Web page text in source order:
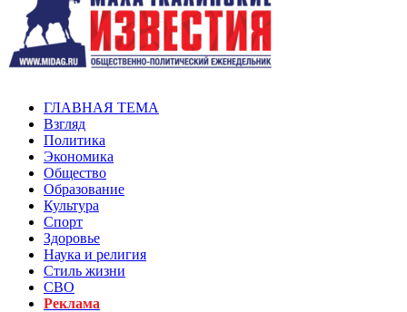
ГЛАВНАЯ ТЕМА
Взгляд
Политика
Экономика
Общество
Образование
Культура
Спорт
Здоровье
Наука и религия
Стиль жизни
СВО
Реклама